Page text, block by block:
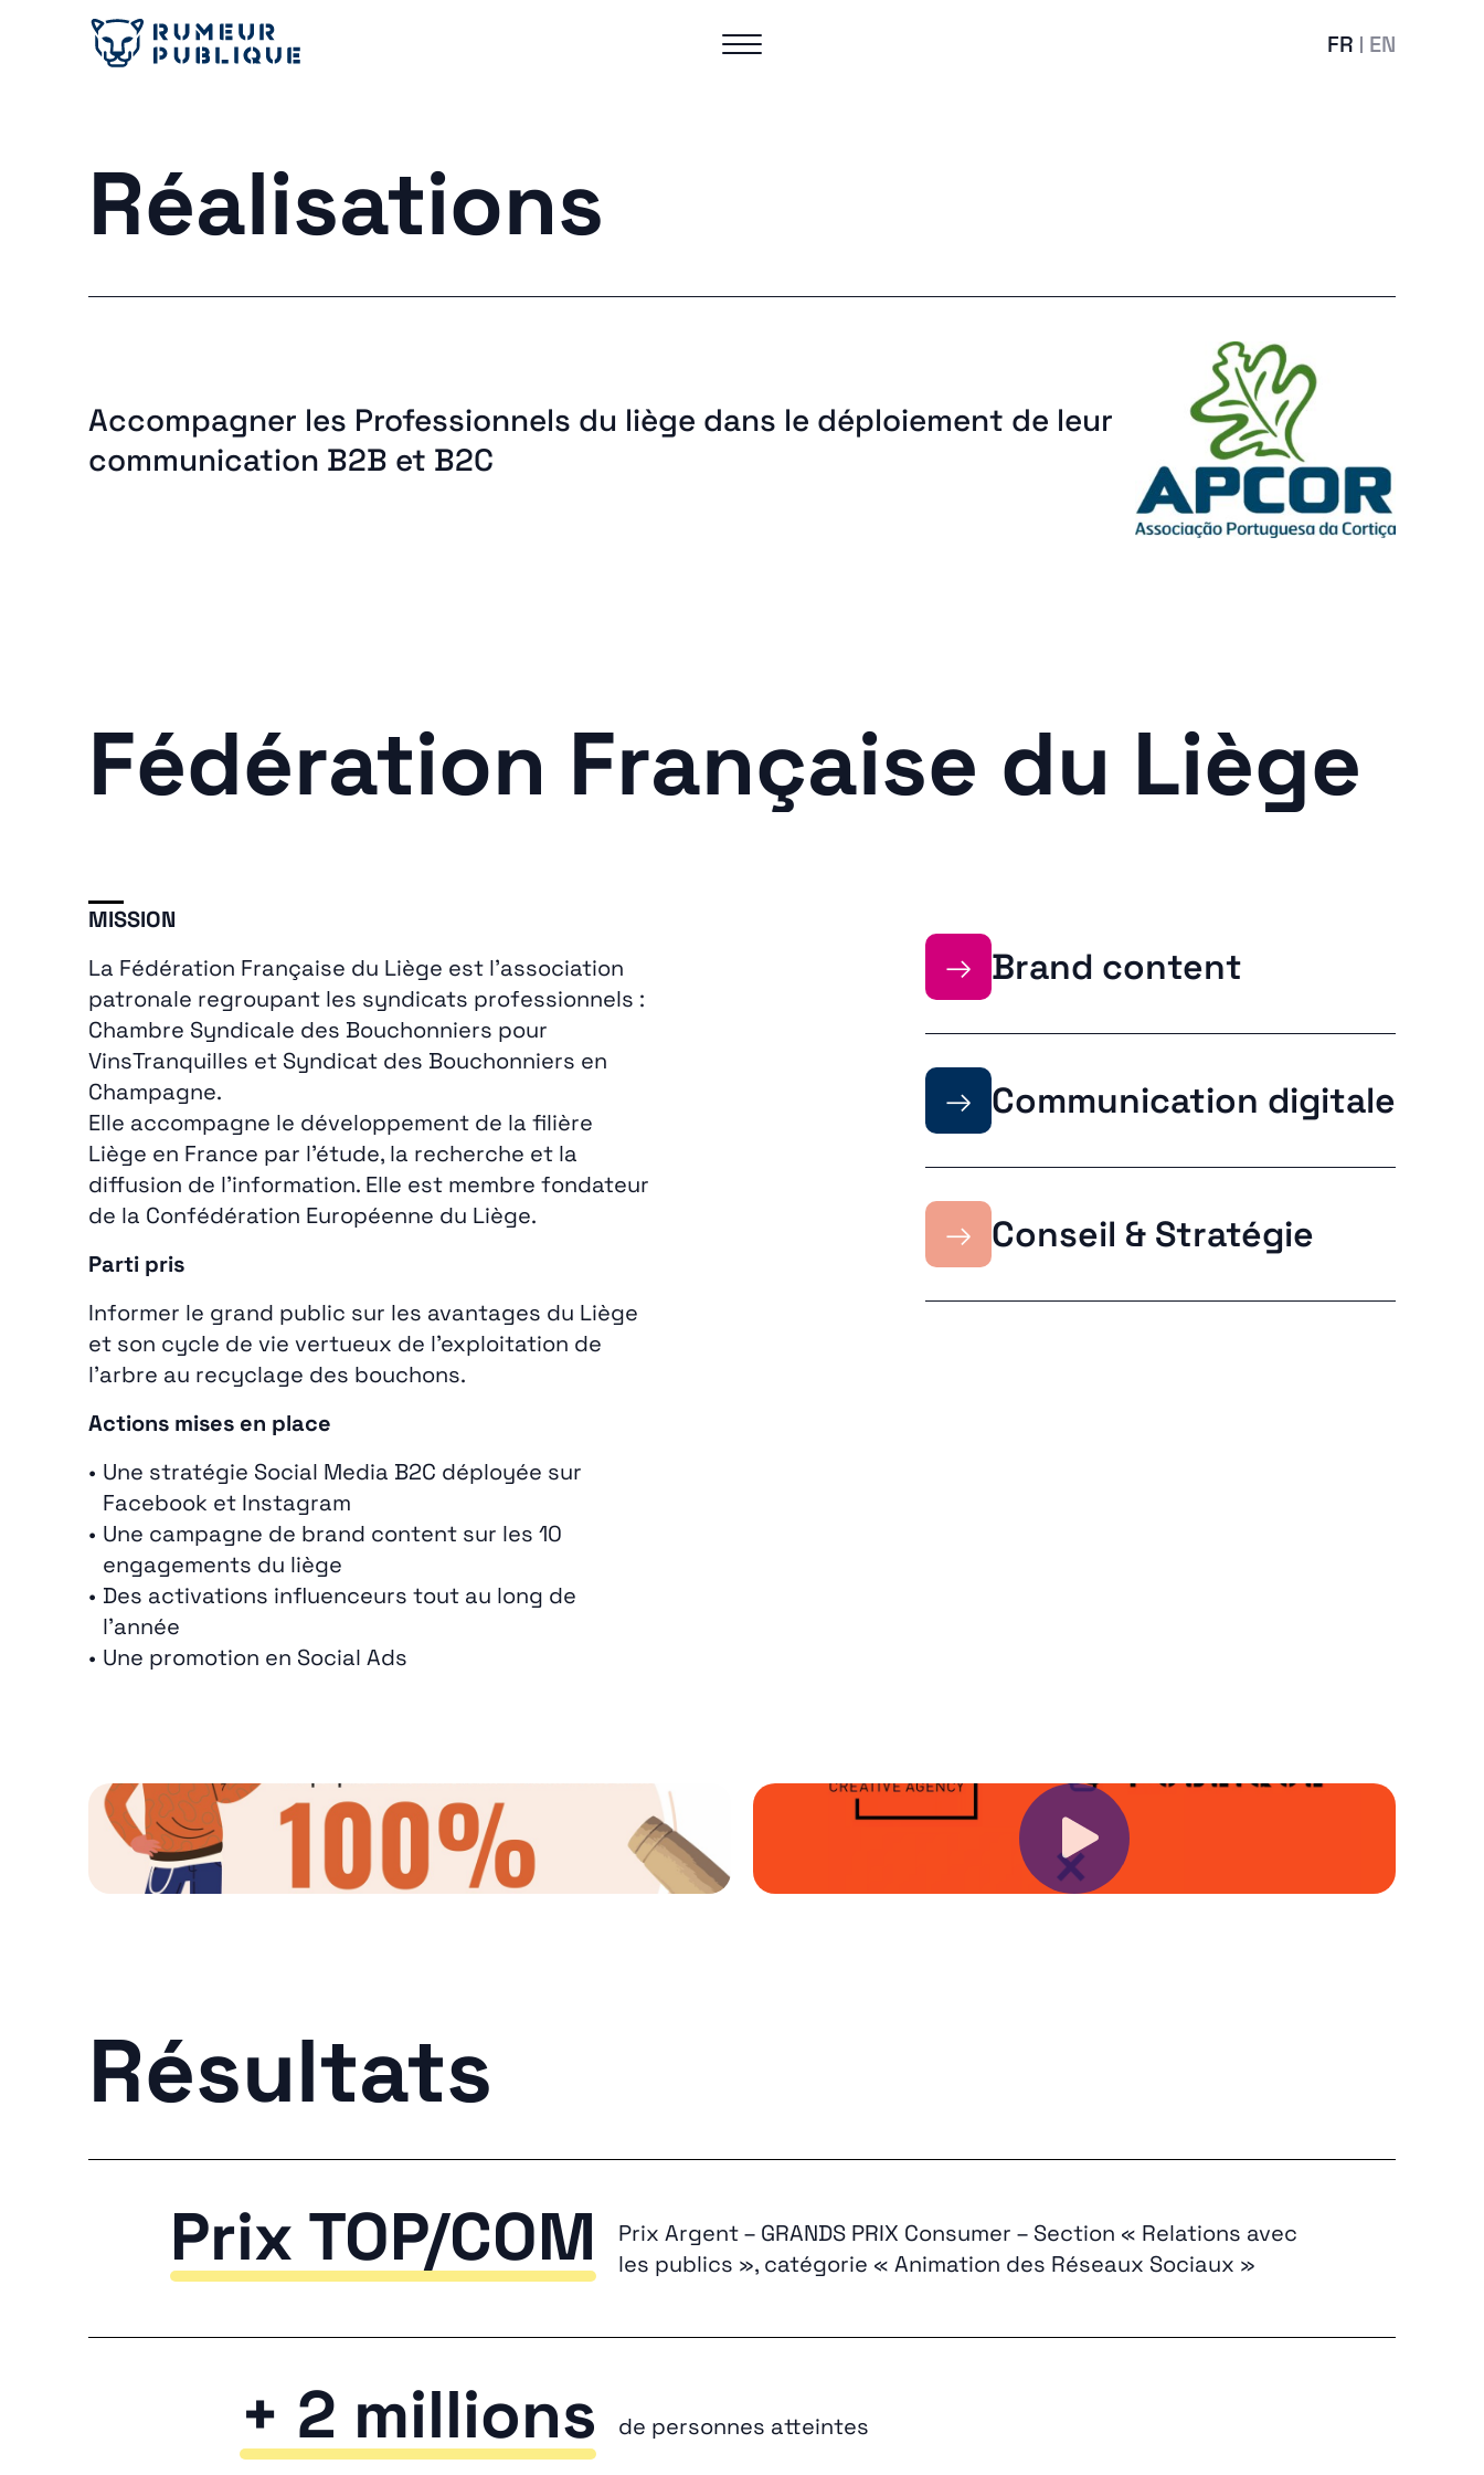
FR EN
Réalisations
Accompagner les Professionnels du liège dans le déploiement de leur
communication B2B et B2C
Fédération Française du Liège
MISSION
La Fédération Française du Liège est l’association
patronale regroupant les syndicats professionnels :
Chambre Syndicale des Bouchonniers pour
VinsTranquilles et Syndicat des Bouchonniers en
Champagne.
Elle accompagne le développement de la filière
Liège en France par l’étude, la recherche et la
diffusion de l’information. Elle est membre fondateur
de la Confédération Européenne du Liège.
Parti pris
Informer le grand public sur les avantages du Liège
et son cycle de vie vertueux de l’exploitation de
l’arbre au recyclage des bouchons.
Actions mises en place
Une stratégie Social Media B2C déployée sur
Facebook et Instagram
Une campagne de brand content sur les 10
engagements du liège
Des activations influenceurs tout au long de
l’année
Une promotion en Social Ads
→ Brand content
→ Communication digitale
→ Conseil & Stratégie
Résultats
Prix TOP/COM
Prix Argent – GRANDS PRIX Consumer – Section « Relations avec
les publics », catégorie « Animation des Réseaux Sociaux »
+ 2 millions de personnes atteintes